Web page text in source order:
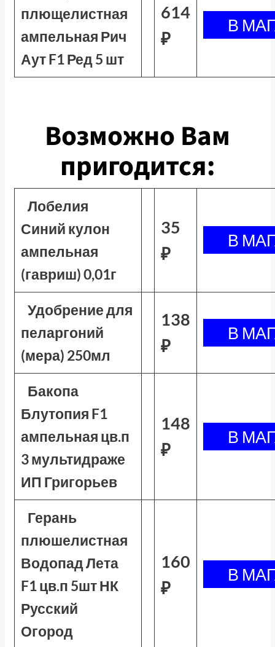
плющелистная
ампельная Рич
Аут F1 Ред 5 шт
614
₽
Возможно Вам
пригодится:
Лобелия
Синий кулон
ампельная
(гавриш) 0,01г
35
₽
Удобрение для
пеларгоний
(мера) 250мл
138
₽
Бакопа
Блутопия F1
ампельная цв.п
3 мультидраже
ИП Григорьев
148
₽
Герань
плюшелистная
Водопад Лета
F1 цв.п 5шт НК
Русский
Огород
160
₽